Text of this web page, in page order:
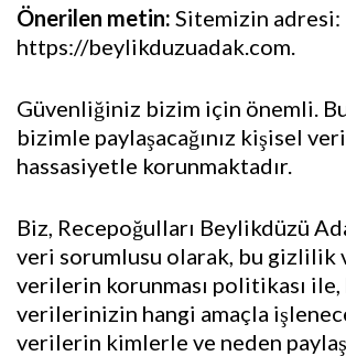
Önerilen metin: Sitemizin adresi:
https://beylikduzuadak.com.
Güvenliğiniz bizim için önemli.
bizimle paylaşacağınız kişisel
hassasiyetle korunmaktadır.
Biz, Recepoğulları Beylikdüzü
veri sorumlusu olarak, bu gizlilik
verilerin korunması politikası
verilerinizin hangi amaçla
verilerin kimlerle ve neden